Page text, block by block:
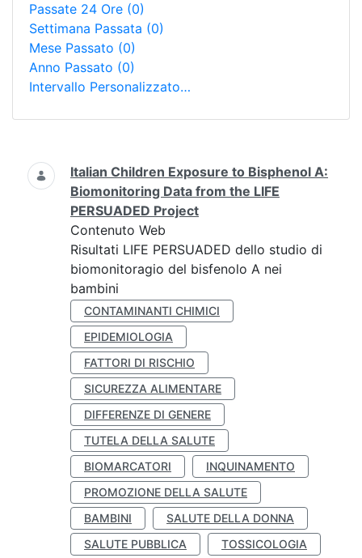
Passate 24 Ore (0)
Settimana Passata (0)
Mese Passato (0)
Anno Passato (0)
Intervallo Personalizzato…
Ricerca
Italian Children Exposure to Bisphenol A:
Biomonitoring Data from the LIFE
PERSUADED Project
Contenuto Web
Risultati LIFE PERSUADED dello studio di
biomonitoragio del bisfenolo A nei
bambini
CONTAMINANTI CHIMICI
EPIDEMIOLOGIA
FATTORI DI RISCHIO
SICUREZZA ALIMENTARE
DIFFERENZE DI GENERE
TUTELA DELLA SALUTE
BIOMARCATORI
INQUINAMENTO
PROMOZIONE DELLA SALUTE
BAMBINI
SALUTE DELLA DONNA
SALUTE PUBBLICA
TOSSICOLOGIA